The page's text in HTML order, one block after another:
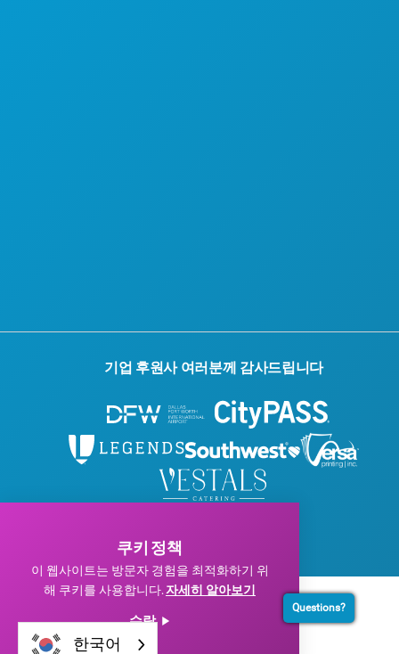
기업 후원사 여러분께 감사드립니다
개인정보 처리방침
쿠키 정책
이 웹사이트는 방문자 경험을 최적화하기 위
해 쿠키를 사용합니다.자세히 알아보기
수락
한국어
Questions?